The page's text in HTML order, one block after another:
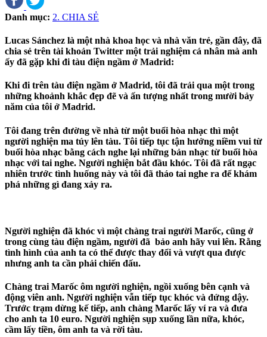
Danh mục: 2. CHIA SẺ
Lucas Sánchez là một nhà khoa học và nhà văn trẻ, gần đây, đã
chia sẻ trên tài khoản Twitter một trải nghiệm cá nhân mà anh
ấy đã gặp khi đi tàu điện ngầm ở Madrid:
Khi đi trên tàu điện ngầm ở Madrid, tôi đã trải qua một trong
những khoảnh khắc đẹp đẽ và ấn tượng nhất trong mười bảy
năm của tôi ở Madrid.
Tôi đang trên đường về nhà từ một buổi hòa nhạc thì một
người nghiện ma túy lên tàu. Tôi tiếp tục tận hưởng niềm vui từ
buổi hòa nhạc bằng cách nghe lại những bản nhạc từ buổi hòa
nhạc với tai nghe. Người nghiện bắt đầu khóc. Tôi đã rất ngạc
nhiên trước tình huống này và tôi đã tháo tai nghe ra để khám
phá những gì đang xảy ra.
Người nghiện đã khóc vì một chàng trai người Marốc, cũng ở
trong cùng tàu điện ngầm, người đã bảo anh hãy vui lên. Rằng
tình hình của anh ta có thể được thay đổi và vượt qua được
nhưng anh ta cần phải chiến đấu.
Chàng trai Marốc ôm người nghiện, ngồi xuống bên cạnh và
động viên anh. Người nghiện vẫn tiếp tục khóc và đứng dậy.
Trước trạm dừng kế tiếp, anh chàng Marốc lấy ví ra và đưa
cho anh ta 10 euro. Người nghiện sụp xuống lần nữa, khóc,
cầm lấy tiền, ôm anh ta và rời tàu.